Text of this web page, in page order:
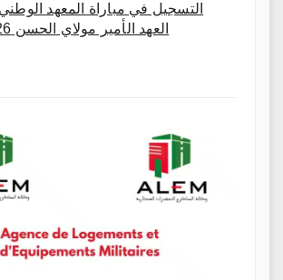
التسجيل في مباراة المعهد
العهد الأمير مولاي الحسن 2026 بالمغرب